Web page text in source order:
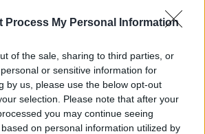
Process My Personal Information
of the sale, sharing to third parties, or
or sensitive information for
by us, please use the below opt-out
selection. Please note that after your
you may continue seeing
on personal information utilized by